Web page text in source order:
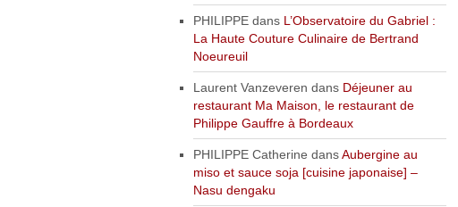
PHILIPPEdans L’Observatoire du Gabriel :
La Haute Couture Culinaire de Bertrand
Noeureuil
Laurent Vanzeveren dans Déjeuner au
restaurant Ma Maison, le restaurant de
Philippe Gauffre à Bordeaux
PHILIPPE Catherine dansAubergine au
miso et sauce soja [cuisine japonaise] –
Nasu dengaku